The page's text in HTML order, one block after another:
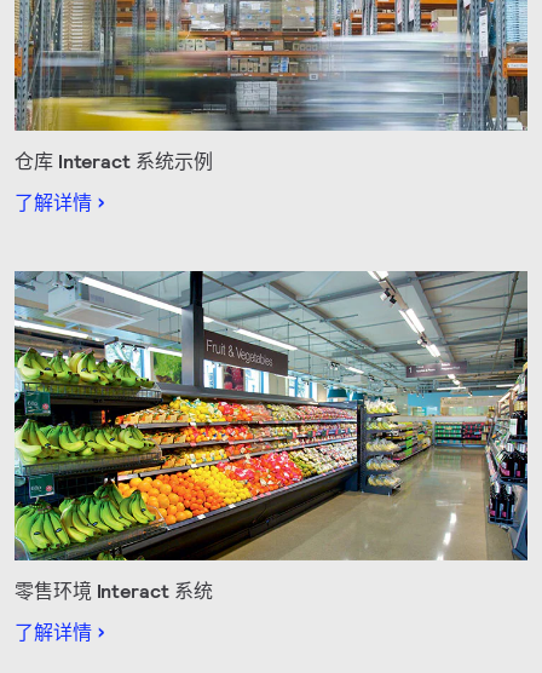
仓库 Interact 系统示例
了解详情
零售环境 Interact 系统
了解详情